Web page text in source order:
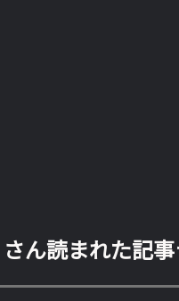
ん読まれた記